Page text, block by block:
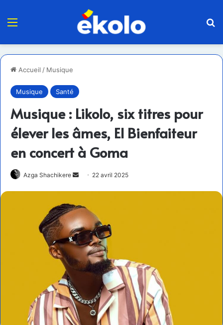
Menu
Accueil / Musique
Musique Santé
Musique : Likolo, six titres pour
élever les âmes, El Bienfaiteur
en concert à Goma
Azga Shachikere
Envoyer22 avril 2025